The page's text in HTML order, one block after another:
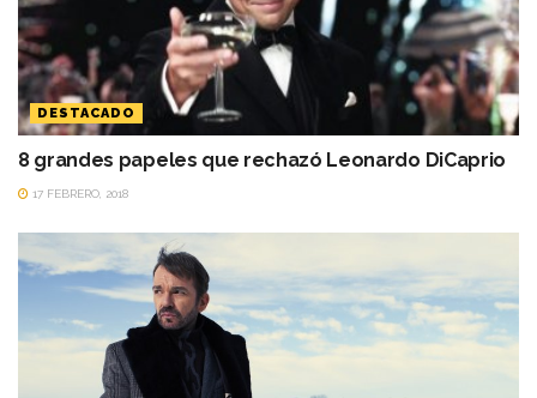
DESTACADO
8 grandes papeles que rechazó Leonardo DiCaprio
17 FEBRERO, 2018